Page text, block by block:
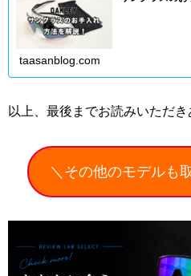
taasanblog.com
以上、最後までお読みいただき
＼その他のモデルも